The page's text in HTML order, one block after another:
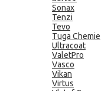
Sonax
Tenzi
Tevo
Tuga Chemie
Ultracoat
ValetPro
Vasco
Vikan
Virtus